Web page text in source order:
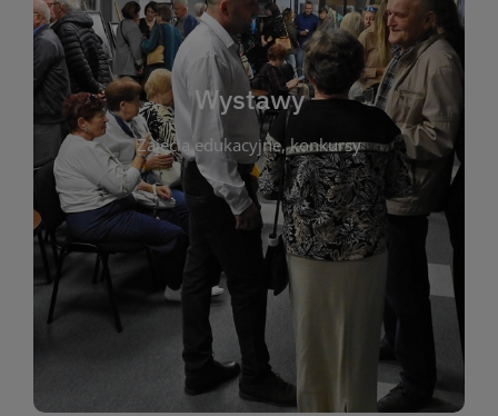
Wystawy
Zajęcia edukacyjne, konkursy
Wystawy
Biblioteka organizuje prezentujące zarówno
sztukę lokalnych twórców, jak i zbiory tematyczne.
W tej sekcji znajdziesz informacje o aktualnych
ekspozycjach oraz archiwum wystaw z
poprzednich lat. Prezentowane prace obejmują
malarstwo, fotografię, rękodzieło i inne formy
artystyczne. Każda wystawa to wyjątkowa okazja
do kontaktu z kulturą i sztuką w przestrzeni
biblioteki. Serdecznie zapraszamy wszystkich